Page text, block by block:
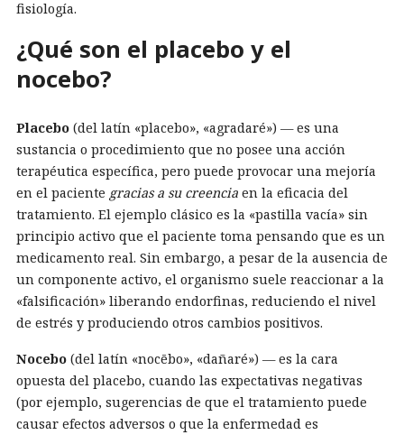
fisiología.
¿Qué son el placebo y el
nocebo?
Placebo (del latín «placebo», «agradaré») — es una
sustancia o procedimiento que no posee una acción
terapéutica específica, pero puede provocar una mejoría
en el paciente gracias a su creencia en la eficacia del
tratamiento. El ejemplo clásico es la «pastilla vacía» sin
principio activo que el paciente toma pensando que es un
medicamento real. Sin embargo, a pesar de la ausencia de
un componente activo, el organismo suele reaccionar a la
«falsificación» liberando endorfinas, reduciendo el nivel
de estrés y produciendo otros cambios positivos.
Nocebo (del latín «nocēbo», «dañaré») — es la cara
opuesta del placebo, cuando las expectativas negativas
(por ejemplo, sugerencias de que el tratamiento puede
causar efectos adversos o que la enfermedad es